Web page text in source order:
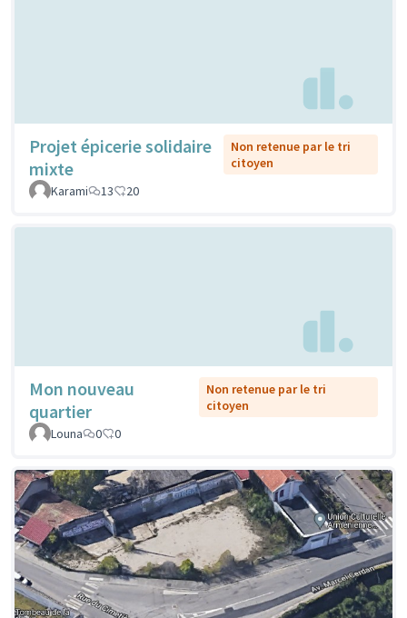
Projet épicerie solidaire
mixte
Non retenue par le tri
citoyen
Karami
13 20
Mon nouveau
quartier
Non retenue par le tri
citoyen
Louna
0 0